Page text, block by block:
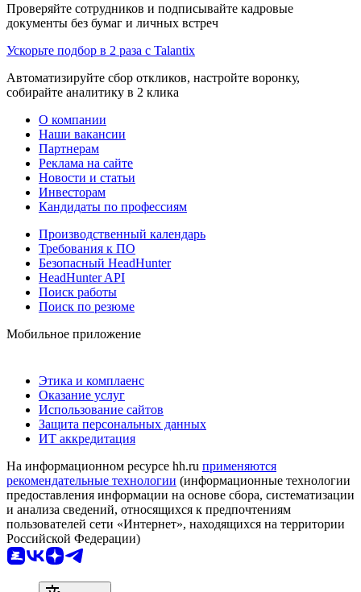
Проверяйте сотрудников и подписывайте кадровые
документы без бумаг и личных встреч
Ускорьте подбор в 2 раза с Talantix
Автоматизируйте сбор откликов, настройте воронку,
собирайте аналитику в 2 клика
О компании
Наши вакансии
Партнерам
Реклама на сайте
Новости и статьи
Инвесторам
Кандидаты по профессиям
Производственный календарь
Требования к ПО
Безопасный HeadHunter
HeadHunter API
Поиск работы
Поиск по резюме
Мобильное приложение
Этика и комплаенс
Оказание услуг
Использование сайтов
Защита персональных данных
ИТ аккредитация
На информационном ресурсе hh.ru применяются
рекомендательные технологии (информационные технологии
предоставления информации на основе сбора, систематизации
и анализа сведений, относящихся к предпочтениям
пользователей сети «Интернет», находящихся на территории
Российской Федерации)